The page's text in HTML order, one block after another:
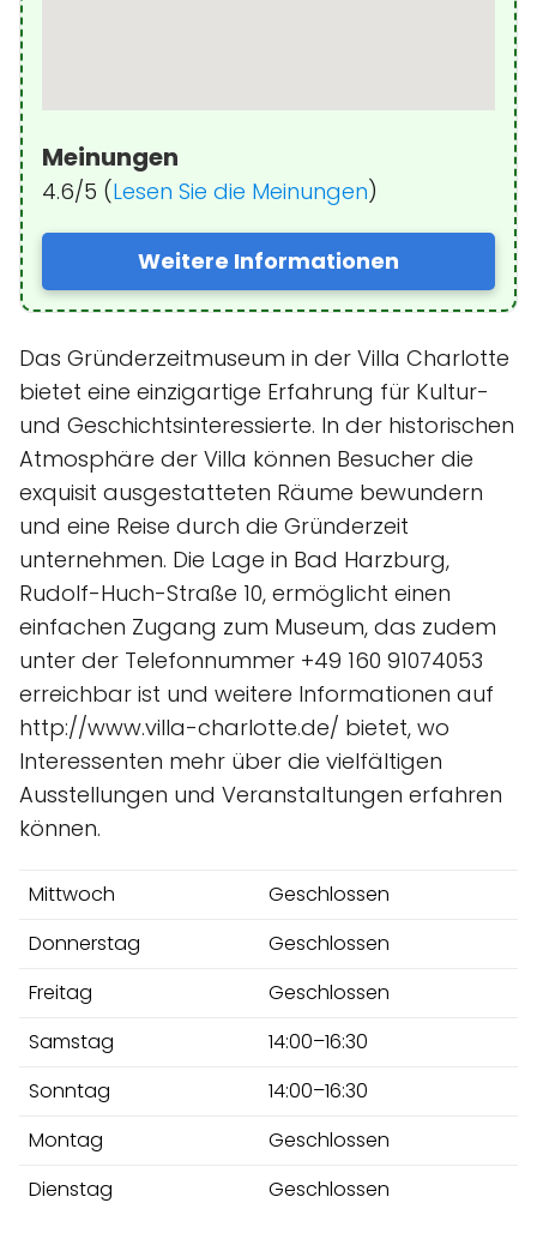
Meinungen
4.6/5 (Lesen Sie die Meinungen)
Weitere Informationen
Das Gründerzeitmuseum in der Villa Charlotte
bietet eine einzigartige Erfahrung für Kultur-
und Geschichtsinteressierte. In der historischen
Atmosphäre der Villa können Besucher die
exquisit ausgestatteten Räume bewundern
und eine Reise durch die Gründerzeit
unternehmen. Die Lage in Bad Harzburg,
Rudolf-Huch-Straße 10, ermöglicht einen
einfachen Zugang zum Museum, das zudem
unter der Telefonnummer +49 160 91074053
erreichbar ist und weitere Informationen auf
http://www.villa-charlotte.de/ bietet, wo
Interessenten mehr über die vielfältigen
Ausstellungen und Veranstaltungen erfahren
können.
Mittwoch
Geschlossen
Donnerstag
Geschlossen
Freitag
Geschlossen
Samstag
14:00–16:30
Sonntag
14:00–16:30
Montag
Geschlossen
Dienstag
Geschlossen